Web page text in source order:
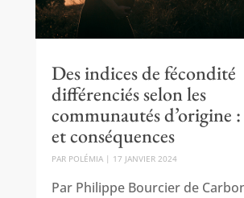
Des indices de fécondité
différenciés selon les
communautés d’origine
et conséquences
PAR POLÉMIA| 17 JANVIER 2024
Par Philippe Bourcier de